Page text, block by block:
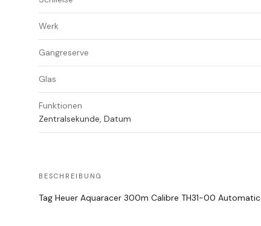
Werk
Gangreserve
Glas
Funktionen
Zentralsekunde, Datum
BESCHREIBUNG
Tag Heuer Aquaracer 300m Calibre TH31-00